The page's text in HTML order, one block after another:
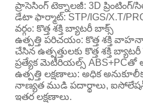
ప్రాసెసింగ్ టెక్నాలజీ: 3D ప్రింటింగ్/
డేటా ఫార్మాట్: STP/IGS/X.T/
వర్గం: కొత్త శక్తి బ్యాటరీ బాక్స్
ఉత్పత్తి పరిచయం: కొత్త శక్తి
చేసిన ఉత్పత్తులకు కొత్త శక్తి
ప్రత్యేక మెటీరియల్స్ ABS+PCతో
ఉత్పత్తి లక్షణాలు: అధిక
నాణ్యత ముడి పదార్థాలు,
ఇతర లక్షణాలు.